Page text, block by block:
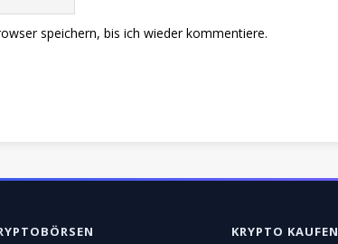
speichern, bis ich wieder kommentiere.
KRYPTO KAUFEN